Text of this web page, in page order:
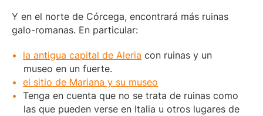
Y en el norte de Córcega, encontrará más ruinas
galo-romanas. En particular:
la antigua capital de Aleria con ruinas y un
museo en un fuerte.
el sitio de Mariana y su museo
Tenga en cuenta que no se trata de ruinas como
las que pueden verse en Italia u otros lugares de